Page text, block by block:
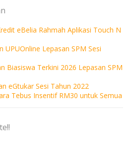
eBelia Rahmah Aplikasi Touch N
UPUOnline Lepasan SPM Sesi
Biasiswa Terkini 2026 Lepasan SPM
eGtukar Sesi Tahun 2022
Tebus Insentif RM30 untuk Semua